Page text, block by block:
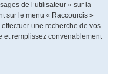
de l’utilisateur » sur la
sur le menu « Raccourcis »
une recherche de vos
et remplissez convenablement